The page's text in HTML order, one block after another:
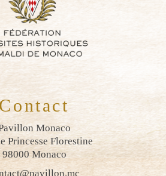
Contact
Monaco
Princesse Florestine
98000 Monaco